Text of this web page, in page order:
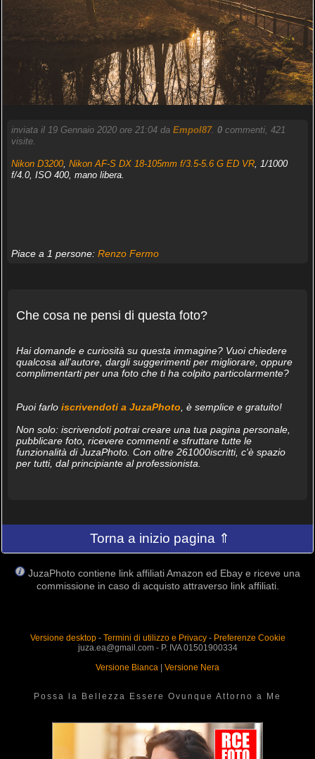
inviata il 19 Gennaio 2020 ore 21:04 da Empol87. 0commenti, 421
visite.
Nikon D3200, Nikon AF-S DX 18-105mm f/3.5-5.6 G ED VR, 1/1000
f/4.0, ISO 400, mano libera.
Piace a 1 persone: Renzo Fermo
Che cosa ne pensi di questa foto?
Hai domande e curiosità su questa immagine? Vuoi chiedere
qualcosa all'autore, dargli suggerimenti per migliorare, oppure
complimentarti per una foto che ti ha colpito particolarmente?
Puoi farlo iscrivendoti a JuzaPhoto , è semplice e gratuito!
Non solo: iscrivendoti potrai creare una tua pagina personale,
pubblicare foto, ricevere commenti e sfruttare tutte le
funzionalità di JuzaPhoto. Con oltre 261000iscritti, c'è spazio
per tutti, dal principiante al professionista.
Torna a inizio pagina ⇑
JuzaPhoto contiene link affiliati Amazon ed Ebay e riceve una
commissione in caso di acquisto attraverso link affiliati.
Versione desktop- Termini di utilizzo e Privacy- Preferenze Cookie
juza.ea@gmail.com - P. IVA 01501900334
Versione Bianca
Versione Nera
Possa la Bellezza Essere Ovunque Attorno a Me